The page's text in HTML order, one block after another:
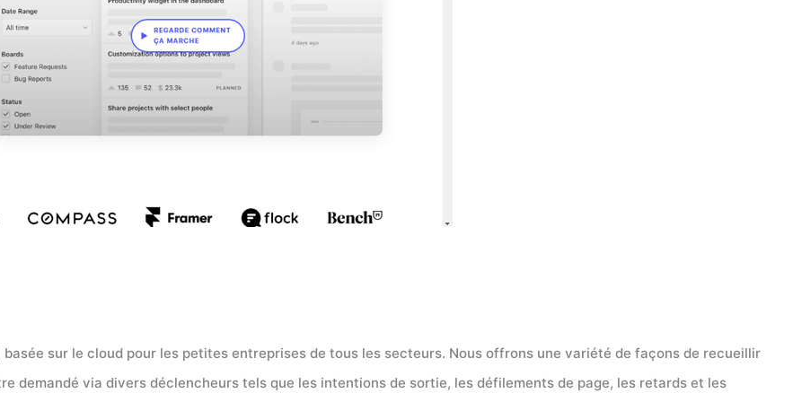
sur le cloud pour les petites entreprises de tous les secteurs. Nous offrons une variété de façons de recueillir
demandé via divers déclencheurs tels que les intentions de sortie, les défilements de page, les retards et les